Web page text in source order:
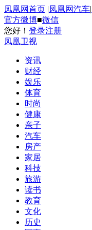
凤凰网首页 |凤凰网汽车|
官方微博■微信
您好！ 登录注册
凤凰卫视
资讯
财经
娱乐
体育
时尚
健康
亲子
汽车
房产
家居
科技
旅游
读书
教育
文化
历史